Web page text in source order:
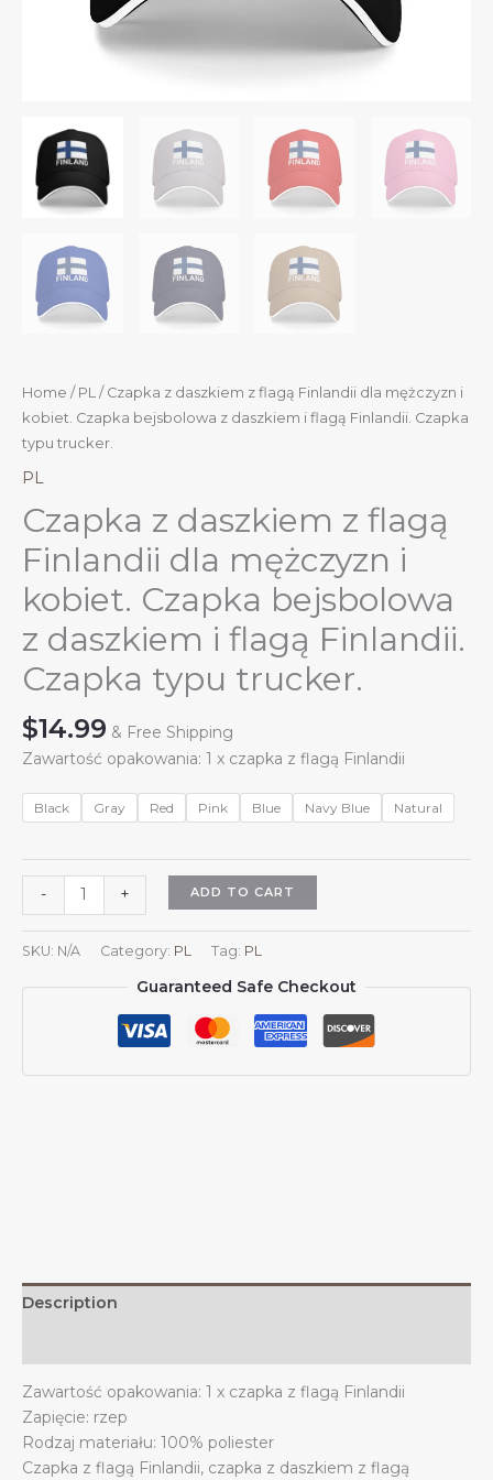
Home / PL / Czapka z daszkiem z flagą Finlandii dla mężczyzn i
kobiet. Czapka bejsbolowa z daszkiem i flagą Finlandii. Czapka
typu trucker.
PL
Czapka z daszkiem z flagą
Finlandii dla mężczyzn i
kobiet. Czapka bejsbolowa
z daszkiem i flagą Finlandii.
Czapka typu trucker.
$14.99 & Free Shipping
Zawartość opakowania: 1 x czapka z flagą Finlandii
Black Gray Red Pink Blue Navy Blue Natural
-
z
daszkiem
z
flagą
Finlandii.
Czapka
trucker.
quantity
+ ADD TO CART
SKU: N/A Category: PL Tag: PL
Guaranteed Safe Checkout
Description
Zawartość opakowania: 1 x czapka z flagą Finlandii
Zapięcie: rzep
Rodzaj materiału: 100% poliester
Czapka z flagą Finlandii, czapka z daszkiem z flagą